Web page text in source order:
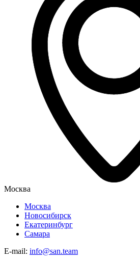
Москва
Москва
Новосибирск
Екатеринбург
Самара
E-mail: info@san.team